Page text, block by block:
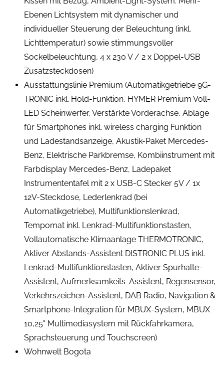
Ebenen Lichtsystem mit dynamischer und
individueller Steuerung der Beleuchtung (inkl.
Lichttemperatur) sowie stimmungsvoller
Sockelbeleuchtung, 4 x 230 V / 2 x Doppel-USB
Zusatzsteckdosen)
Ausstattungslinie Premium (Automatikgetriebe 9G-
TRONIC inkl. Hold-Funktion, HYMER Premium Voll-
LED Scheinwerfer, Verstärkte Vorderachse, Ablage
für Smartphones inkl. wireless charging Funktion
und Ladestandsanzeige, Akustik-Paket Mercedes-
Benz, Elektrische Parkbremse, Kombiinstrument mit
Farbdisplay Mercedes-Benz, Ladepaket
Instrumententafel mit 2 x USB-C Stecker 5V / 1x
12V-Steckdose, Lederlenkrad (bei
Automatikgetriebe), Multifunktionslenkrad,
Tempomat inkl. Lenkrad-Multifunktionstasten,
Vollautomatische Klimaanlage THERMOTRONIC,
Aktiver Abstands-Assistent DISTRONIC PLUS inkl.
Lenkrad-Multifunktionstasten, Aktiver Spurhalte-
Assistent, Aufmerksamkeits-Assistent, Regensensor,
Verkehrszeichen-Assistent, DAB Radio, Navigation &
Smartphone-Integration für MBUX-System, MBUX
10,25" Multimediasystem mit Rückfahrkamera,
Sprachsteuerung und Touchscreen)
Wohnwelt Bogota